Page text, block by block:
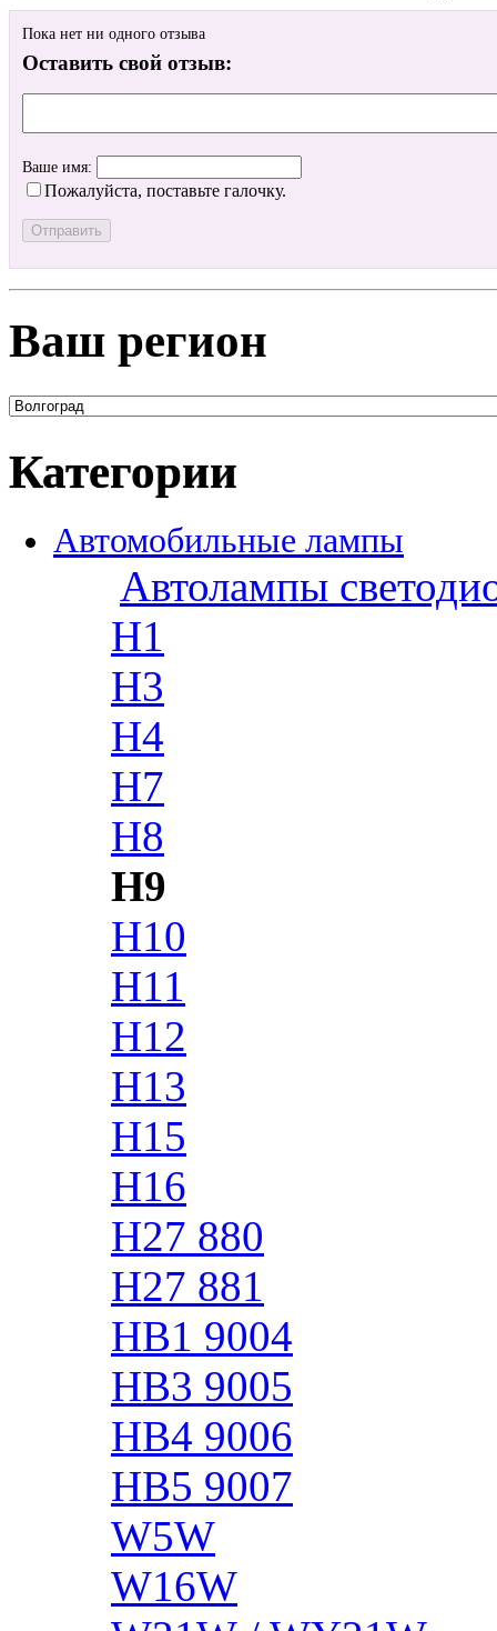
Пока нет ни одного отзыва
Оставить свой отзыв:
Ваше имя:
Пожалуйста, поставьте галочку.
Ваш регион
Категории
Автомобильные лампы
Автолампы
H1
H3
H4
H7
H8
H9
H10
H11
H12
H13
H15
H16
H27 880
H27 881
HB1 9004
HB3 9005
HB4 9006
HB5 9007
W5W
W16W